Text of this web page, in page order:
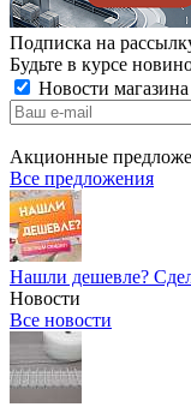
Подписка на
Будьте в курсе
Новости магазина
Акционные
Все предложения
Нашли дешевле?
Новости
Все новости